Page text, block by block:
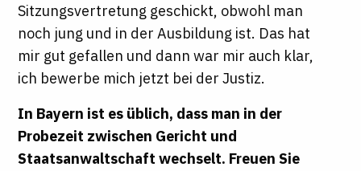
Sitzungsvertretung geschickt, obwohl man
noch jung und in der Ausbildung ist. Das hat
mir gut gefallen und dann war mir auch klar,
ich bewerbe mich jetzt bei der Justiz.
In Bayern ist es üblich, dass man in der
Probezeit zwischen Gericht und
Staatsanwaltschaft wechselt. Freuen Sie